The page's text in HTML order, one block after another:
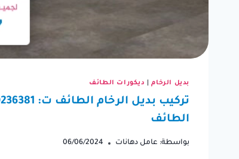
بديل الرخام| ديكورات الطائف
الطائف
بواسطة: عامل دهانات 06/06/2024
“كنت بحاجة إلى دهان منزلي
بسرعة قبل قدوم الضيوف،
وتواصلت مع عامل دهان
الطائف. لقد كان متعاون للغاية
وتم أنجز العمل في وقت قياسي.